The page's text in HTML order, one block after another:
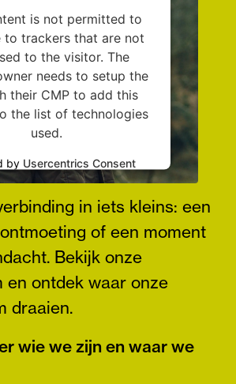
is not permitted to
to trackers that are not
to the visitor. The
needs to setup the
their CMP to add this
the list of technologies
used.
by Usercentrics Consent
Platform
verbinding?
in iets kleins: een
of een moment
Bekijk onze
en ontdek waar onze
draaien.
wie we zijn en waar we